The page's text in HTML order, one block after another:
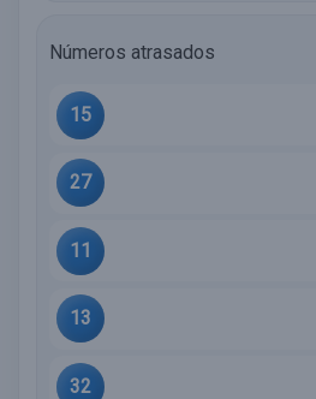
Números atrasados
15
27
11
13
32